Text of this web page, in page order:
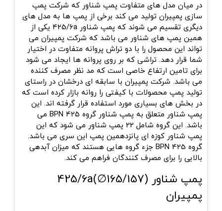
در میان مدل های متفاوت پمپ شناور که شرکت پمپ
سازی پمپیران تولید می کند برخی از پمپ ها به مدل های
دیگری تقسیم می شوند که پمپ شناور 425/6a یکی از
همین پمپ های شناور می باشد که شرکت پمپیران می
تواند این محصول را با دو تراش پروانه متفاوت در اختیار
شما قرار دهد. تراشی که بر روی پروانه ها ایجاد می شود
برای تامین ارتفاع خاصی است که مد نظر مصرف کننده
می باشد. شرکت پمپیران با سابقه ای درخشان در راستای
تولید پمپ محصولات با کیفتی را روانه بازار کرده است که
در بخش های بسیاری مورد استفاده قرار گرفته اند. این
پمپ شناور متعلق به پمپ شناور گروه 425 BPN می
باشد. این گروه شامل 22 پمپ شناور می شود که این
پمپ شناور کوزه ای پانزدهمین پمپ این سری می باشد.
گروه 425 BPN جزء گروه هایی هستند که میزان آبدهی
بالایی را برای مصرف کنندگان فراهم می کند.
پمپ شناور 425/6a(∅165/157)
پمپیران